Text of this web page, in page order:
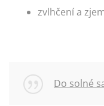
zvlhčení a
Do solné